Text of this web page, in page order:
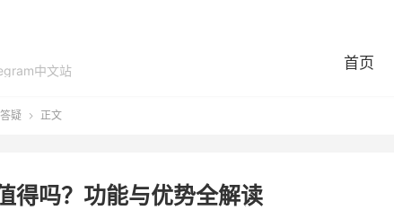
中文站
首页
疑  正文
得吗？功能与优势全解读